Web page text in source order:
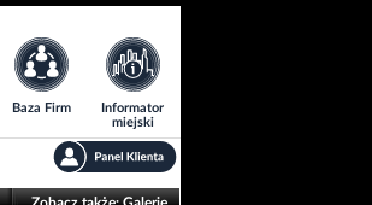
Baza Firm
Informator
miejski